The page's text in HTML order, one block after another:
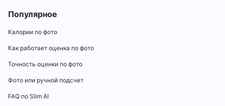
Популярное
Калории по фото
Как работает оценка по фото
Точность оценки по фото
Фото или ручной подсчет
FAQ по Slim AI